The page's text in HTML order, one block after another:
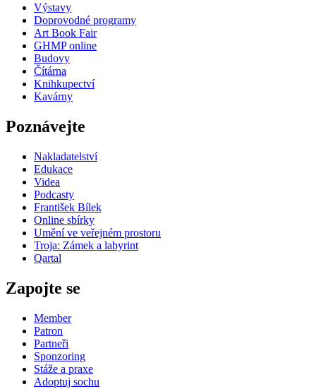
Výstavy
Doprovodné programy
Art Book Fair
GHMP online
Budovy
Čítárna
Knihkupectví
Kavárny
Poznávejte
Nakladatelství
Edukace
Videa
Podcasty
František Bílek
Online sbírky
Umění ve veřejném prostoru
Troja: Zámek a labyrint
Qartal
Zapojte se
Member
Patron
Partneři
Sponzoring
Stáže a praxe
Adoptuj sochu